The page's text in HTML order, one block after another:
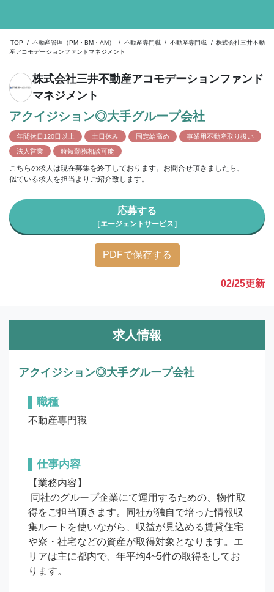
TOP / 不動産管理（PM・BM・AM） / 不動産専門職 / 不動産専門職 / 株式会社三井不動
産アコモデーションファンドマネジメント
株式会社三井不動産アコモデーションファンド
マネジメント
アクイジション◎大手グループ会社
年間休日120日以上 土日休み 固定給高め
事業用不動産取り扱い
法人営業
時短勤務相談可能
こちらの求人は現在募集を終了しております。お問合せ頂きましたら、
似ている求人を担当よりご紹介致します。
応募する
［エージェントサービス］
PDFで保存する
02/25更新
求人情報
アクイジション◎大手グループ会社
職種
不動産専門職
仕事内容
【業務内容】
得をご担当頂きます。同社が独自で培った情報収
集ルートを使いながら、収益が見込める賃貸住宅
や寮・社宅などの資産が取得対象となります。エ
リアは主に都内で、年平均4~5件の取得をしてお
ります。